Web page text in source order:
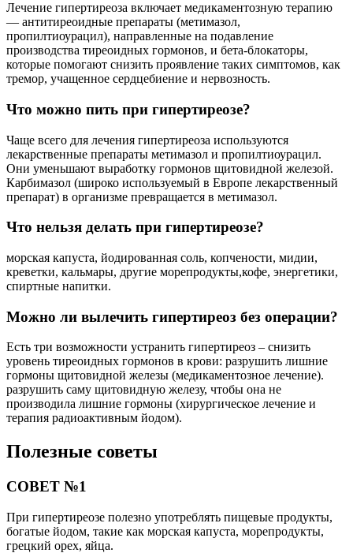
Лечение гипертиреоза включает медикаментозную терапию
— антитиреоидные препараты (метимазол,
пропилтиоурацил), направленные на подавление
производства тиреоидных гормонов, и бета-блокаторы,
которые помогают снизить проявление таких симптомов, как
тремор, учащенное сердцебиение и нервозность.
Что можно пить при гипертиреозе?
Чаще всего для лечения гипертиреоза используются
лекарственные препараты метимазол и пропилтиоурацил.
Они уменьшают выработку гормонов щитовидной железой.
Карбимазол (широко используемый в Европе лекарственный
препарат) в организме превращается в метимазол.
Что нельзя делать при гипертиреозе?
морская капуста, йодированная соль, копчености, мидии,
креветки, кальмары, другие морепродукты,кофе, энергетики,
спиртные напитки.
Можно ли вылечить гипертиреоз без операции?
Есть три возможности устранить гипертиреоз – снизить
уровень тиреоидных гормонов в крови: разрушить лишние
гормоны щитовидной железы (медикаментозное лечение).
разрушить саму щитовидную железу, чтобы она не
производила лишние гормоны (хирургическое лечение и
терапия радиоактивным йодом).
Полезные советы
СОВЕТ №1
При гипертиреозе полезно употреблять пищевые продукты,
богатые йодом, такие как морская капуста, морепродукты,
грецкий орех, яйца.